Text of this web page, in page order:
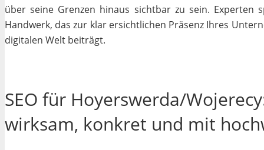
über seine Grenzen hinaus sichtbar zu sein. Experten
Handwerk, das zur klar ersichtlichen Präsenz Ihres
digitalen Welt beiträgt.
SEO für Hoyerswerda/
wirksam, konkret und mit